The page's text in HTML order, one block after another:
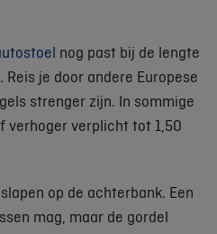
nog past bij de lengte
je door andere Europese
strenger zijn. In sommige
verhoger verplicht tot 1,50
op de achterbank. Een
mag, maar de gordel